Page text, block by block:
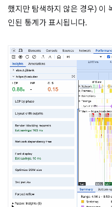
했지만 탐색하지 않은 경우) 이
인된 통계가 표시됩니다.